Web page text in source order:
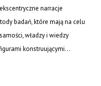
narracje
badań, które mają na celu
władzy i wiedzy
konstruującymi...